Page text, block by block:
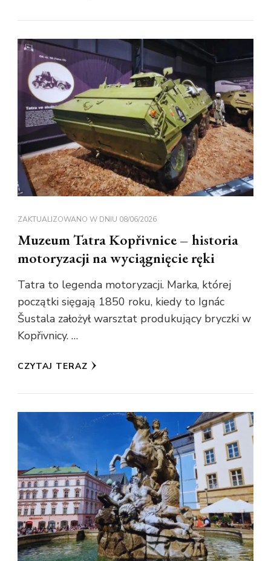
ZAKTUALIZOWANO W DNIU 08/06/2026
Muzeum Tatra Kopřivnice – historia
motoryzacji na wyciągnięcie ręki
Tatra to legenda motoryzacji. Marka, której
początki sięgają 1850 roku, kiedy to Ignác
Šustala założył warsztat produkujący bryczki w
Kopřivnicy. …
CZYTAJ TERAZ